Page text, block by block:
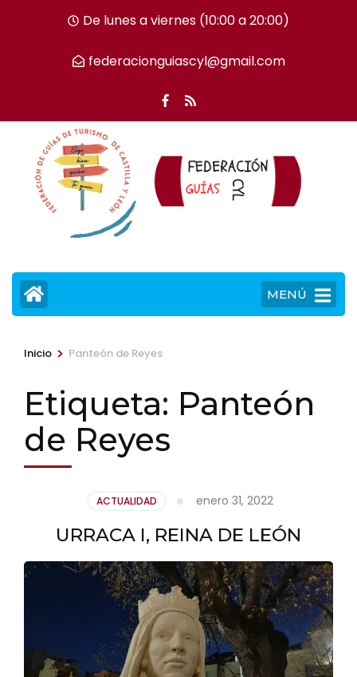
tecla
De lunes a viernes (10:00 a 20:00)
federacionguiascyl@gmail.com
MENÚ
Inicio > Panteón de Reyes
Etiqueta: Panteón
de Reyes
ACTUALIDAD enero 31, 2022
URRACA I, REINA DE LEÓN